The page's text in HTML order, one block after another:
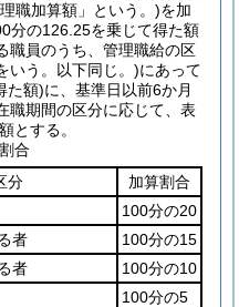
職加算額」という。)を加
分の126.25を乗じて得た額
職員のうち、管理職給の区
いう。以下同じ。)にあって
た額)に、基準日以前6か月
職期間の区分に応じて、表
とする。
合
分
加算割合
100分の20
者
100分の15
者
100分の10
100分の5